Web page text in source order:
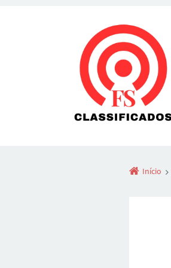
Início